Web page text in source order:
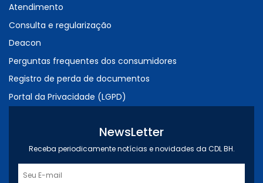
Atendimento
Consulta e regularização
Deacon
Perguntas frequentes dos consumidores
Registro de perda de documentos
Portal da Privacidade (LGPD)
NewsLetter
Receba periodicamente notícias e novidades da CDL BH.